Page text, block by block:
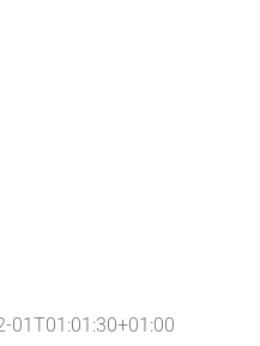
01T01:01:30+01:00